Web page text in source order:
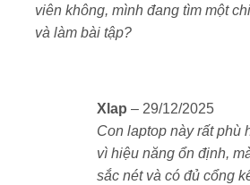
Intel Processor U300, Core i3, i5
phiên bản này đều có khả năng
văn phòng và học tập phổ biến.
viên không, mình đang tìm một
và làm bài tập?
Xlap – 29/12/2025
Con laptop này rất phù
vì hiệu năng ổn định,
sắc nét và có đủ cổng